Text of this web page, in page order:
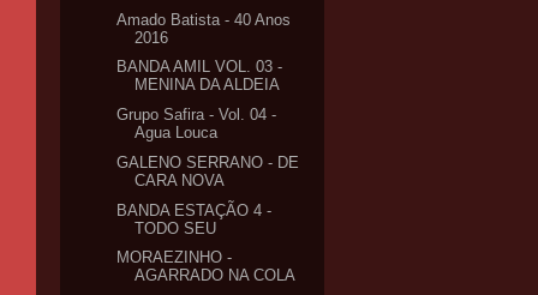
Amado Batista - 40 Anos
2016
BANDA AMIL VOL. 03 -
MENINA DA ALDEIA
Grupo Safira - Vol. 04 -
Agua Louca
GALENO SERRANO - DE
CARA NOVA
BANDA ESTAÇÃO 4 -
TODO SEU
MORAEZINHO -
AGARRADO NA COLA